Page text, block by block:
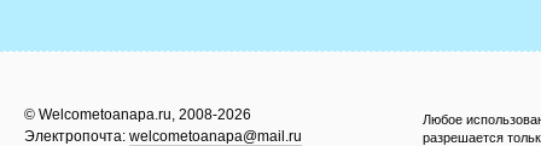
© Welcometoanapa.ru, 2008-2026
Электропочта: welcometoanapa@mail.ru
Любое
разрешается